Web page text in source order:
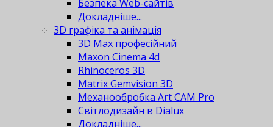
Безпека Web-сайтів
Докладніше...
3D графіка та анімація
3D Max професійний
Maxon Cinema 4d
Rhinoceros 3D
Matrix Gemvision 3D
Механообробка Art CAM Pro
Світлодизайн в Dialux
Докладніше...